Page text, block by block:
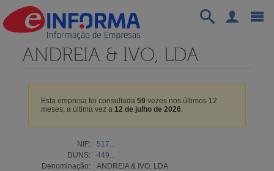
ANDREIA & IVO, LDA
Esta empresa foi consultada 59 vezes nos últimos 12
meses, a última vez a 12 de julho de 2026.
NIF:
517...
DUNS:
449...
Denominação:
ANDREIA & IVO, LDA